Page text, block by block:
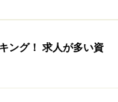
ング！ 求人が多い資